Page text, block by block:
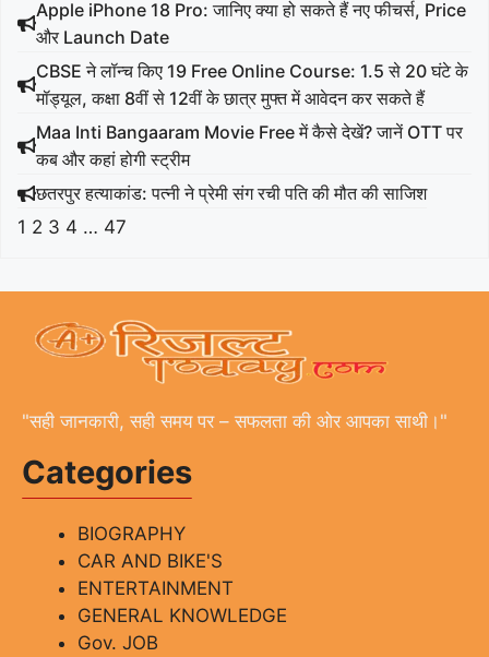
Apple iPhone 18 Pro: जानिए क्या हो सकते हैं नए फीचर्स, Price
और Launch Date
CBSE ने लॉन्च किए 19 Free Online Course: 1.5 से 20 घंटे के
मॉड्यूल, कक्षा 8वीं से 12वीं के छात्र मुफ्त में आवेदन कर सकते हैं
Maa Inti Bangaaram Movie Free में कैसे देखें? जानें OTT पर
कब और कहां होगी स्ट्रीम
छतरपुर हत्याकांड: पत्नी ने प्रेमी संग रची पति की मौत की साजिश
1 2 3 4 … 47
"सही जानकारी, सही समय पर – सफलता की ओर आपका साथी।"
Categories
BIOGRAPHY
CAR AND BIKE'S
ENTERTAINMENT
GENERAL KNOWLEDGE
Gov. JOB